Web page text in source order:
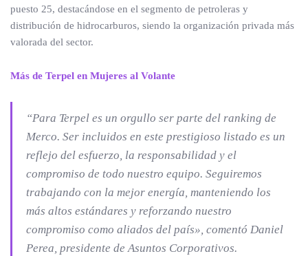
puesto 25, destacándose en el segmento de petroleras y
distribución de hidrocarburos, siendo la organización privada más
valorada del sector.
Más de Terpel en Mujeres al Volante
“Para Terpel es un orgullo ser parte del ranking de
Merco. Ser incluidos en este prestigioso listado es un
reflejo del esfuerzo, la responsabilidad y el
compromiso de todo nuestro equipo. Seguiremos
trabajando con la mejor energía, manteniendo los
más altos estándares y reforzando nuestro
compromiso como aliados del país», comentó Daniel
Perea, presidente de Asuntos Corporativos.